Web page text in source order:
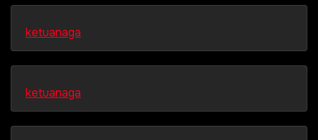
ketuanaga
ketuanaga